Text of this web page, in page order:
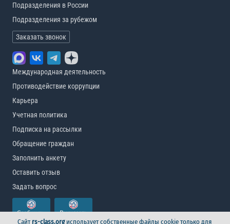
Подразделения в России
Подразделения за рубежом
Заказать звонок
Международная деятельность
Противодействие коррупции
Карьера
Учетная политика
Подписка на рассылки
Обращение граждан
Заполнить анкету
Оставить отзыв
Задать вопрос
Сайт rs-class.orgиспользует собственные файлы cookie только для